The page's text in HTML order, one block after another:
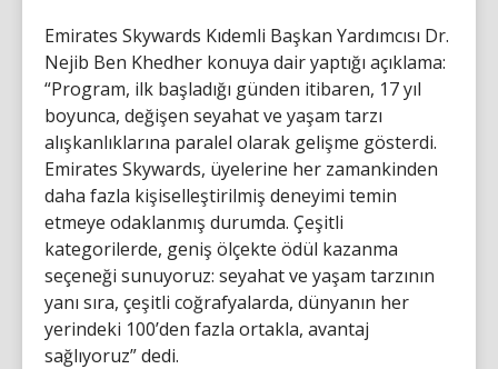
Emirates Skywards Kıdemli Başkan Yardımcısı Dr.
Nejib Ben Khedher konuya dair yaptığı açıklama:
“Program, ilk başladığı günden itibaren, 17 yıl
boyunca, değişen seyahat ve yaşam tarzı
alışkanlıklarına paralel olarak gelişme gösterdi.
Emirates Skywards, üyelerine her zamankinden
daha fazla kişiselleştirilmiş deneyimi temin
etmeye odaklanmış durumda. Çeşitli
kategorilerde, geniş ölçekte ödül kazanma
seçeneği sunuyoruz: seyahat ve yaşam tarzının
yanı sıra, çeşitli coğrafyalarda, dünyanın her
yerindeki 100’den fazla ortakla, avantaj
sağlıyoruz” dedi.